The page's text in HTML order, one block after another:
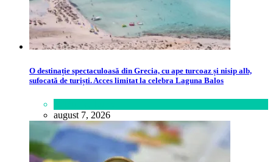
O destinație spectaculoasă din Grecia, cu ape turcoaz și nisip alb,
sufocată de turiști. Acces limitat la celebra Laguna Balos
august 7, 2026